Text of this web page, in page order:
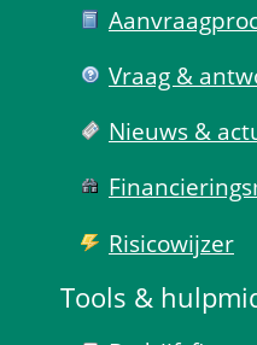
Vraag &
Nieuws &
Risico­wijzer
Tools &